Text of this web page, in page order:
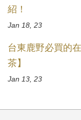
紹！
Jan 18, 23
台東鹿野必買的
茶】
Jan 13, 23